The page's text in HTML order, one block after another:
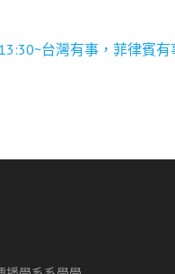
台灣有事，菲律賓